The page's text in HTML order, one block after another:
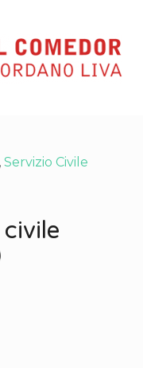
, Servizio Civile